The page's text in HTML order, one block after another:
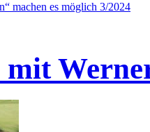
machen es möglich 3/2024